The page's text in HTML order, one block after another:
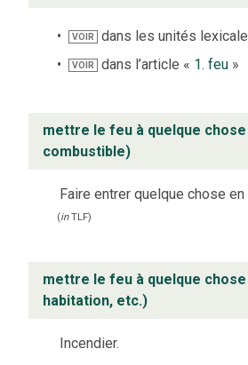
VOIR dans les unités
VOIR dans l’article « 1. feu »
mettre le feu à quelque
combustible)
Faire entrer quelque chose
(inTLF)
mettre le feu à quelque chose
habitation, etc.)
Incendier.